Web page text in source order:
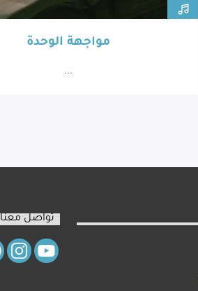
مواجهة الوحدة
...
تواصل معنا